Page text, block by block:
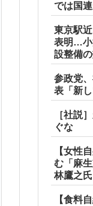
では国
東京駅
表明…小
設整備の
参政党
表「新し
［社説
ぐな
【女性
む「麻
林鷹之
【食料